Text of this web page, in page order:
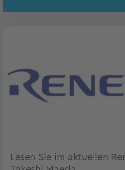
Lesen Sie im aktuellen